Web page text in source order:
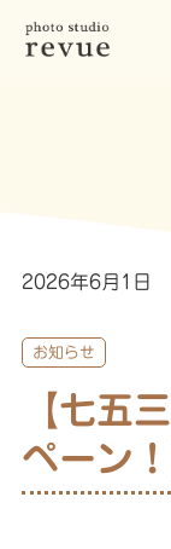
2026年6月1日
お知らせ
【七五
ペーン！